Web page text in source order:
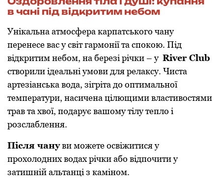
в чані під відкритим небом
Унікальна атмосфера карпатського чану
перенесе вас у світ гармонії та спокою. Під
відкритим небом, на березі річки – у River Club
створили ідеальні умови для релаксу. Чиста
артезіанська вода, зігріта до оптимальної
температури, насичена цілющими властивостями
трав та хвої, подарує вашому тілу тепло і
розслаблення.
Після чануви можете освіжитися у
прохолодних водах річки або відпочити у
затишній альтанці з каміном.